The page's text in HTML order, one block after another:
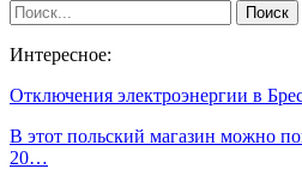
Интересное:
Отключения электроэнергии в
В этот польский магазин можно
20…